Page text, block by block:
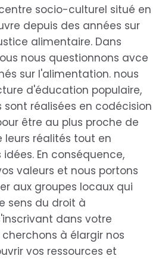
socio-culturel situé en
depuis des années sur
alimentaire. Dans
nous questionnons avce
sur l'alimentation. nous
d'éducation populaire,
réalisées en codécision
être au plus proche de
leurs réalités tout en
En conséquence,
valeurs et nous portons
aux groupes locaux qui
sens du droit à
dans votre
à élargir nos
vos ressources et